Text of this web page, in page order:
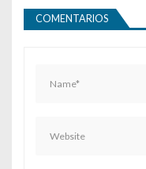
COMENTARIOS